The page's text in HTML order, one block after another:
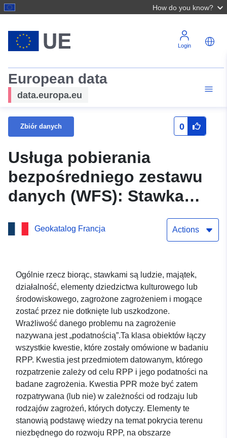
How do you know?
Login
European data
data.europa.eu
Zbiór danych 0
Usługa pobierania
bezpośredniego zestawu
danych (WFS): Stawka
liniowa PPR Falaises
Picardes
Geokatalog Francja Actions
Ogólnie rzecz biorąc, stawkami są ludzie, majątek,
działalność, elementy dziedzictwa kulturowego lub
środowiskowego, zagrożone zagrożeniem i mogące
zostać przez nie dotknięte lub uszkodzone.
Wrażliwość danego problemu na zagrożenie
nazywana jest „podatnością”.Ta klasa obiektów łączy
wszystkie kwestie, które zostały omówione w badaniu
RPP. Kwestia jest przedmiotem datowanym, którego
rozpatrzenie zależy od celu RPP i jego podatności na
badane zagrożenia. Kwestia PPR może być zatem
rozpatrywana (lub nie) w zależności od rodzaju lub
rodzajów zagrożeń, których dotyczy. Elementy te
stanowią podstawę wiedzy na temat pokrycia terenu
niezbędnego do rozwoju RPP, na obszarze